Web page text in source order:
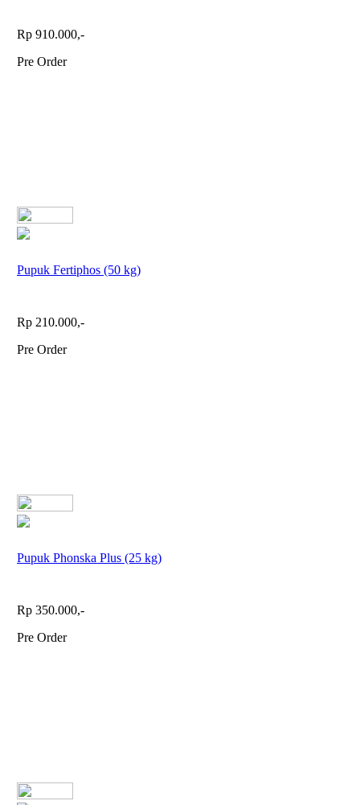
Rp 910.000,-
Pre Order
Pupuk Fertiphos (50 kg)
Rp 210.000,-
Pre Order
Pupuk Phonska Plus (25 kg)
Rp 350.000,-
Pre Order